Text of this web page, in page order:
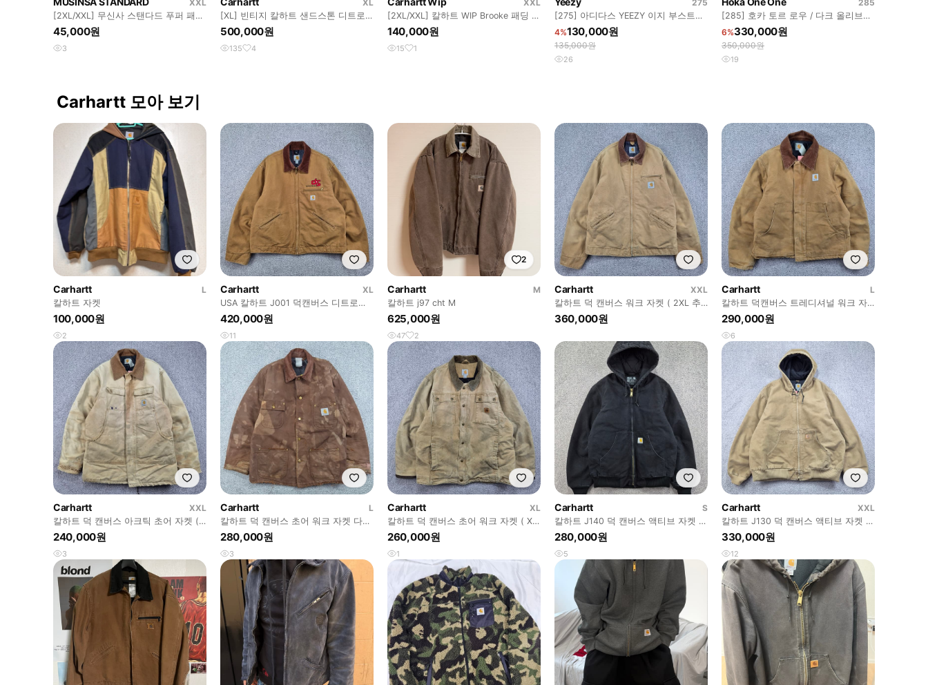
XXL
[2XL/XXL] 무신사 스탠다드 푸퍼 패딩
베스트 조끼 / 브라운
45,000원
3
XL
[XL] 빈티지 칼하트 샌드스톤 디트로
이트 자켓 J97 / 다크 브라운
500,000원
135 4
XXL
[2XL/XXL] 칼하트 WIP Brooke 패딩 베
스트 조끼 / 블랙
140,000원
15 1
275
[275] 아디다스 YEEZY 이지 부스트
700 / 솔트
4%130,000원
135,000원
26
285
[285] 호카 토르 로우 / 다크 올리브
(트레킹 트레일러닝 하이킹)
6%330,000원
350,000원
19
Carhartt 모아 보기
Carhartt
L
칼하트 자켓
100,000원
2
Carhartt
XL
USA 칼하트 J001 덕캔버스 디트로이
트 자켓 ( XL ) /13248
420,000원
11
2
Carhartt
M
칼하트 j97 cht M
625,000원
47 2
Carhartt
XXL
칼하트 덕 캔버스 워크 자켓 ( 2XL 추
정 ) / 13247
360,000원
Carhartt
L
칼하트 덕캔버스 트레디셔널 워크 자
켓 ( L추정 ) / 13246
290,000원
6
Carhartt
XXL
칼하트 덕 캔버스 아크틱 초어 자켓 (
2XL추정 ) / 13245
240,000원
3
Carhartt
L
칼하트 덕 캔버스 초어 워크 자켓 다잉
커스텀 ( L추정 ) / 13244
280,000원
3
Carhartt
XL
칼하트 덕 캔버스 초어 워크 자켓 ( XL
) / 13243
260,000원
1
Carhartt
S
칼하트 J140 덕 캔버스 액티브 자켓 (
S ) / 13242
280,000원
5
Carhartt
XXL
칼하트 J130 덕 캔버스 액티브 자켓 (
2XL ) / 13241
330,000원
12